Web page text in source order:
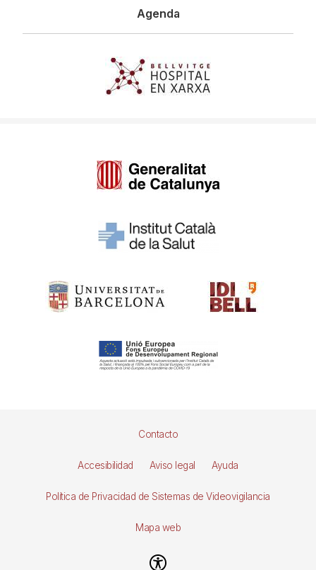
Agenda
Contacto
Accesibilidad Aviso legal Ayuda
Política de Privacidad de Sistemas de Videovigilancia
Mapa web
Imagen